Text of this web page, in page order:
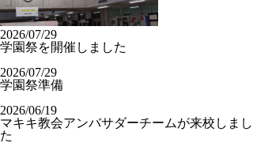
2026/07/29
学園祭を開催しました
2026/07/29
学園祭準備
2026/06/19
マキキ教会アンバサダーチームが来校しまし
た